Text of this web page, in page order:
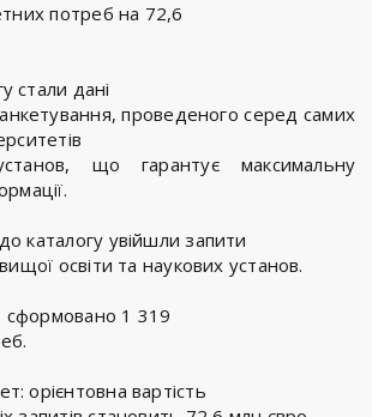
потреб на 72,6
стали дані
анкетування, проведеного серед самих
що гарантує максимальну
каталогу увійшли запити
освіти та наукових установ.
сформовано 1 319
орієнтовна вартість